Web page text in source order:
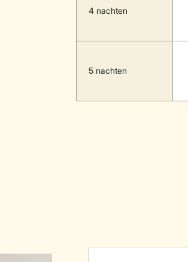
4 nachten
5 nachten